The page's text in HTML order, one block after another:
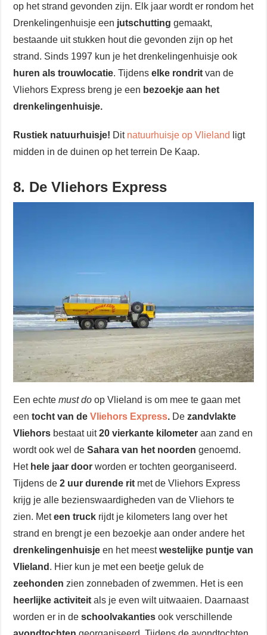
op het strand gevonden zijn. Elk jaar wordt er rondom het
Drenkelingenhuisje een jutschutting gemaakt,
bestaande uit stukken hout die gevonden zijn op het
strand. Sinds 1997 kun je het drenkelingenhuisje ook
huren als trouwlocatie. Tijdenselke rondrit van de
Vliehors Express breng je een bezoekje aan het
drenkelingenhuisje.
Rustiek natuurhuisje! Dit natuurhuisje op Vlieland
ligt
midden in de duinen op het terrein De Kaap.
8. De Vliehors Express
Een echtemust do op Vlieland is om mee te gaan met
eentocht van deVliehors Express. Dezandvlakte
Vliehors bestaat uit20 vierkante kilometer aan zand en
wordt ook wel deSahara van het noorden genoemd.
Het hele jaar door worden er tochten georganiseerd.
Tijdens de2 uur durende rit met de Vliehors Express
krijg je alle bezienswaardigheden van de Vliehors te
zien. Meteen truck rijdt je kilometers lang over het
strand en brengt je een bezoekje aan onder andere het
drenkelingenhuisje en het meestwestelijke puntje van
Vlieland . Hier kun je met een beetje geluk de
zeehonden zien zonnebaden of zwemmen. Het is een
heerlijke activiteitals je even wilt uitwaaien. Daarnaast
worden er in deschoolvakanties ook verschillende